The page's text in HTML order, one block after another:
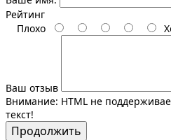
Рейтинг
Плохо
Ваш отзыв
Внимание: HTML не
текст!
Продолжить